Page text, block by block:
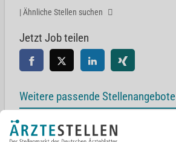
| Ähnliche Stellen suchen
Jetzt Job teilen
Weitere passende Stellenangebote
Chefarzt (m/w/d) Endoprothetik
Aachener Str. 445-449, 50933 Köln